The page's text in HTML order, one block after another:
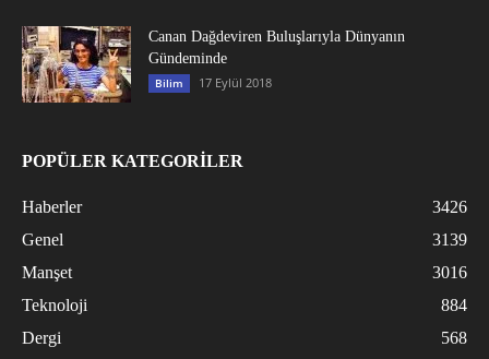
Canan Dağdeviren Buluşlarıyla Dünyanın
Gündeminde
Bilim 17 Eylül 2018
POPÜLER KATEGORİLER
Haberler
3426
Genel
3139
Manşet
3016
Teknoloji
884
Dergi
568